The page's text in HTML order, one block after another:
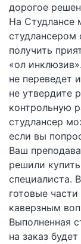
дорогое
На Студлансе
студлансером
получить
«ол
не переведет
не утвердите
контрольную
студлансер
если вы
Ваш
решили
специалиста.
готовые
каверзным
Выполненная
на заказ